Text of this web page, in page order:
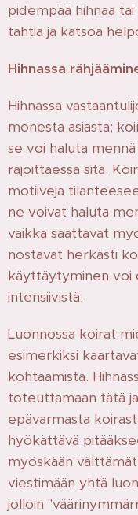
pidempää hihnaa
tahtia ja katsoa
Hihnassa
Hihnassa
monesta asiasta;
se voi haluta
rajoittaessa sitä.
motiiveja
ne voivat haluta
vaikka saattavat
nostavat herkästi
käyttäytyminen voi
intensiivistä.
Luonnossa koirat
esimerkiksi
kohtaamista.
toteuttamaan tätä
epävarmasta
hyökättävä
myöskään
viestimään yhtä
jolloin